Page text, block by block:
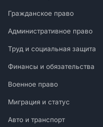
Гражданское право
Административное право
Труд и социальная защита
Финансы и обязательства
Военное право
Миграция и статус
Авто и транспорт